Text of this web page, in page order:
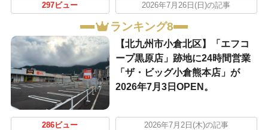
297ビュー 2026年7月26日(日)の記事
ランキング8
【北九州市小倉北区】「エフコ
ープ黒原店」跡地に24時間営業
「ザ・ビッグ小倉熊本店」が
2026年7月3日OPEN。
286ビュー 2026年7月2日(木)の記事